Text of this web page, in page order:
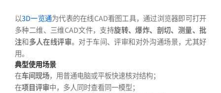
以3D一览通为代表的在线CAD看图工具，通过浏览器即可打开
多种二维、三维CAD文件，支持旋转、爆炸、剖切、测量、批
注和多人在线评审。对于车间、评审和对外沟通场景，尤其好
用。
典型使用场景
在车间现场，用普通电脑或平板快速核对结构；
在项目评审中，多人同时查看同一模型；